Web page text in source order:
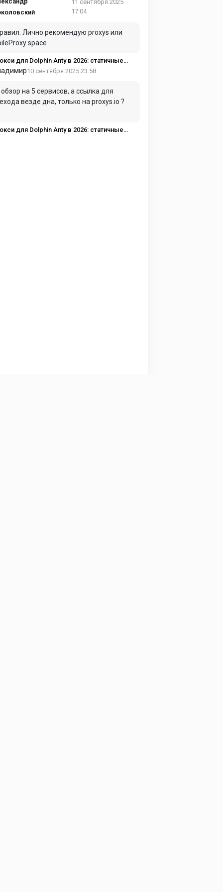
11 сентября 2025
17:04
Лично рекомендую proxys или
space
корректный GEO и стабильные сессии
10 сентября 2025 23:58
обзор на 5 сервисов, а ссылка для
везде дна, только на proxys.io ?